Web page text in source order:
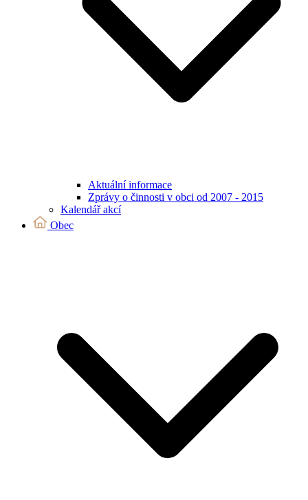
Aktuální informace
Zprávy o činnosti v obci od 2007 - 2015
Kalendář akcí
Obec